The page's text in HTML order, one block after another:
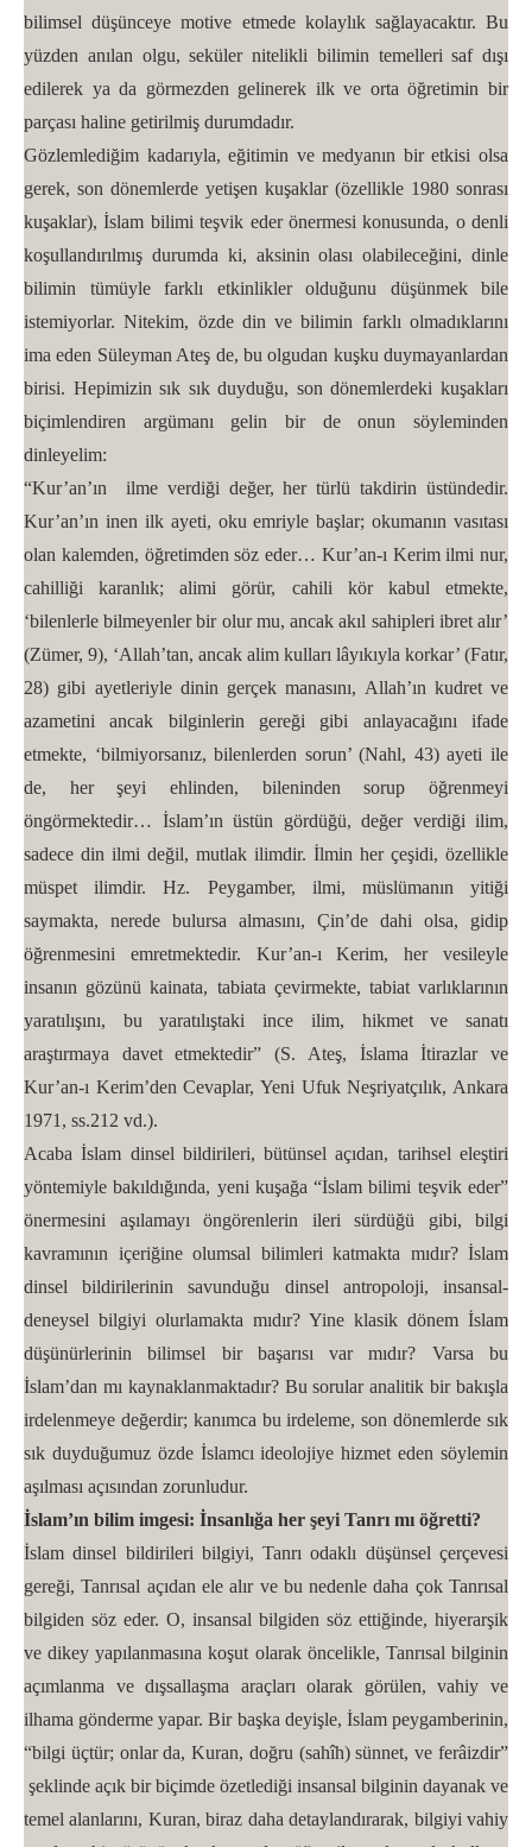
bilimsel düşünceye motive etmede kolaylık sağlayacaktır. Bu
yüzden anılan olgu, seküler nitelikli bilimin temelleri saf dışı
edilerek ya da görmezden gelinerek ilk ve orta öğretimin bir
parçası haline getirilmiş durumdadır.
Gözlemlediğim kadarıyla, eğitimin ve medyanın bir etkisi olsa
gerek, son dönemlerde yetişen kuşaklar (özellikle 1980 sonrası
kuşaklar), İslam bilimi teşvik eder önermesi konusunda, o denli
koşullandırılmış durumda ki, aksinin olası olabileceğini, dinle
bilimin tümüyle farklı etkinlikler olduğunu düşünmek bile
istemiyorlar. Nitekim, özde din ve bilimin farklı olmadıklarını
ima eden Süleyman Ateş de, bu olgudan kuşku duymayanlardan
birisi. Hepimizin sık sık duyduğu, son dönemlerdeki kuşakları
biçimlendiren argümanı gelin bir de onun söyleminden
dinleyelim:
“Kur’an’ın ilme verdiği değer, her türlü takdirin üstündedir.
Kur’an’ın inen ilk ayeti, oku emriyle başlar; okumanın vasıtası
olan kalemden, öğretimden söz eder… Kur’an-ı Kerim ilmi nur,
cahilliği karanlık; alimi görür, cahili kör kabul etmekte,
‘bilenlerle bilmeyenler bir olur mu, ancak akıl sahipleri ibret alır’
(Zümer, 9), ‘Allah’tan, ancak alim kulları lâyıkıyla korkar’ (Fatır,
28) gibi ayetleriyle dinin gerçek manasını, Allah’ın kudret ve
azametini ancak bilginlerin gereği gibi anlayacağını ifade
etmekte, ‘bilmiyorsanız, bilenlerden sorun’ (Nahl, 43) ayeti ile
de, her şeyi ehlinden, bileninden sorup öğrenmeyi
öngörmektedir… İslam’ın üstün gördüğü, değer verdiği ilim,
sadece din ilmi değil, mutlak ilimdir. İlmin her çeşidi, özellikle
müspet ilimdir. Hz. Peygamber, ilmi, müslümanın yitiği
saymakta, nerede bulursa almasını, Çin’de dahi olsa, gidip
öğrenmesini emretmektedir. Kur’an-ı Kerim, her vesileyle
insanın gözünü kainata, tabiata çevirmekte, tabiat varlıklarının
yaratılışını, bu yaratılıştaki ince ilim, hikmet ve sanatı
araştırmaya davet etmektedir” (S. Ateş, İslama İtirazlar ve
Kur’an-ı Kerim’den Cevaplar, Yeni Ufuk Neşriyatçılık, Ankara
1971, ss.212 vd.).
Acaba İslam dinsel bildirileri, bütünsel açıdan, tarihsel eleştiri
yöntemiyle bakıldığında, yeni kuşağa “İslam bilimi teşvik eder”
önermesini aşılamayı öngörenlerin ileri sürdüğü gibi, bilgi
kavramının içeriğine olumsal bilimleri katmakta mıdır? İslam
dinsel bildirilerinin savunduğu dinsel antropoloji, insansal-
deneysel bilgiyi olurlamakta mıdır? Yine klasik dönem İslam
düşünürlerinin bilimsel bir başarısı var mıdır? Varsa bu
İslam’dan mı kaynaklanmaktadır? Bu sorular analitik bir bakışla
irdelenmeye değerdir; kanımca bu irdeleme, son dönemlerde sık
sık duyduğumuz özde İslamcı ideolojiye hizmet eden söylemin
aşılması açısından zorunludur.
İslam’ın bilim imgesi: İnsanlığa her şeyi Tanrı mı öğretti?
İslam dinsel bildirileri bilgiyi, Tanrı odaklı düşünsel çerçevesi
gereği, Tanrısal açıdan ele alır ve bu nedenle daha çok Tanrısal
bilgiden söz eder. O, insansal bilgiden söz ettiğinde, hiyerarşik
ve dikey yapılanmasına koşut olarak öncelikle, Tanrısal bilginin
açımlanma ve dışsallaşma araçları olarak görülen, vahiy ve
ilhama gönderme yapar. Bir başka deyişle, İslam peygamberinin,
“bilgi üçtür; onlar da, Kuran, doğru (sahîh) sünnet, ve ferâizdir”
şeklinde açık bir biçimde özetlediği insansal bilginin dayanak ve
temel alanlarını, Kuran, biraz daha detaylandırarak, bilgiyi vahiy